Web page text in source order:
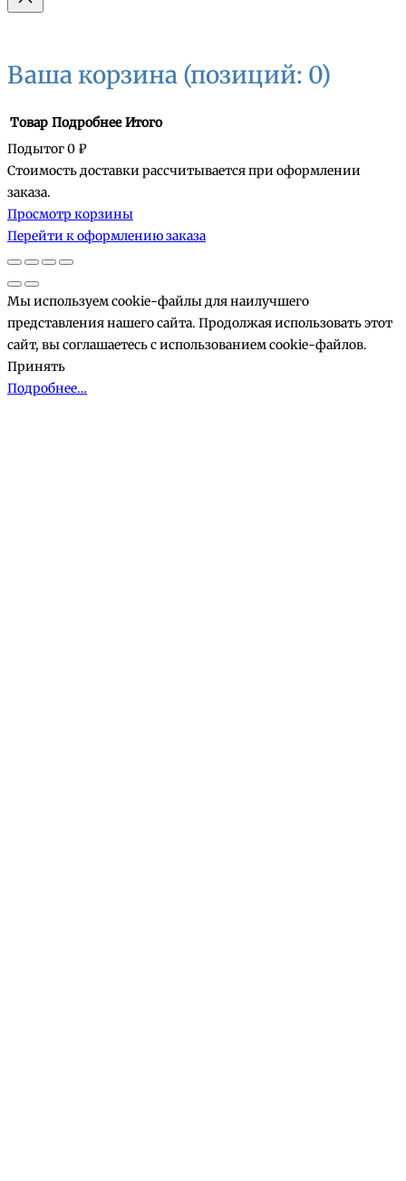
Ваша корзина (позиций: 0)
Товары
в
корзине
Товар Подробнее Итого
Подытог0 ₽
Стоимость доставки рассчитывается при оформлении
заказа.
Просмотр корзины
Перейти к оформлению заказа
Мы используем cookie-файлы для наилучшего
представления нашего сайта. Продолжая использовать этот
сайт, вы соглашаетесь с использованием cookie-файлов.
Принять
Подробнее…